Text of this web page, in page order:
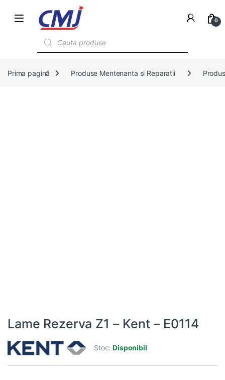
0
Prima pagină Produse Mentenanta si Reparatii
Lame Rezerva Z1 – Kent – E0114
Stoc:Disponibil